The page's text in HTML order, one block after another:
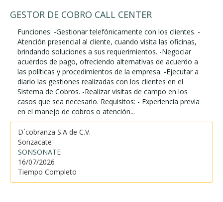
GESTOR DE COBRO CALL CENTER
Funciones: -Gestionar telefónicamente con los clientes. -
Atención presencial al cliente, cuando visita las oficinas,
brindando soluciones a sus requerimientos. -Negociar
acuerdos de pago, ofreciendo alternativas de acuerdo a
las políticas y procedimientos de la empresa. -Ejecutar a
diario las gestiones realizadas con los clientes en el
Sistema de Cobros. -Realizar visitas de campo en los
casos que sea necesario. Requisitos: - Experiencia previa
en el manejo de cobros o atención...
D´cobranza S.A de C.V.
Sonzacate
SONSONATE
16/07/2026
Tiempo Completo